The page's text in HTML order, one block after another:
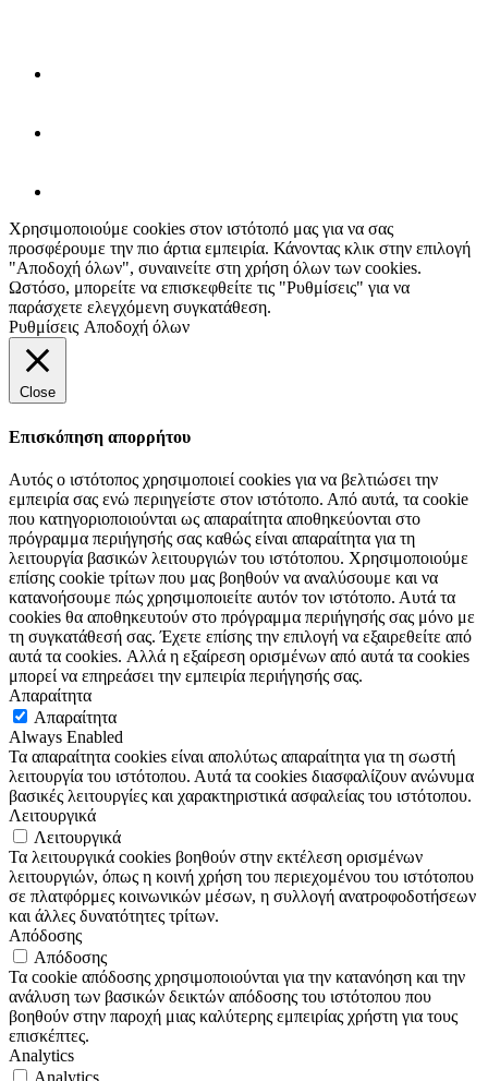
Χρησιμοποιούμε cookies στον ιστότοπό μας για να σας
προσφέρουμε την πιο άρτια εμπειρία. Κάνοντας κλικ στην επιλογή
"Αποδοχή όλων", συναινείτε στη χρήση όλων των cookies.
Ωστόσο, μπορείτε να επισκεφθείτε τις "Ρυθμίσεις" για να
παράσχετε ελεγχόμενη συγκατάθεση.
Ρυθμίσεις Αποδοχή όλων
Close
Επισκόπηση απορρήτου
Αυτός ο ιστότοπος χρησιμοποιεί cookies για να βελτιώσει την
εμπειρία σας ενώ περιηγείστε στον ιστότοπο. Από αυτά, τα cookie
που κατηγοριοποιούνται ως απαραίτητα αποθηκεύονται στο
πρόγραμμα περιήγησής σας καθώς είναι απαραίτητα για τη
λειτουργία βασικών λειτουργιών του ιστότοπου. Χρησιμοποιούμε
επίσης cookie τρίτων που μας βοηθούν να αναλύσουμε και να
κατανοήσουμε πώς χρησιμοποιείτε αυτόν τον ιστότοπο. Αυτά τα
cookies θα αποθηκευτούν στο πρόγραμμα περιήγησής σας μόνο με
τη συγκατάθεσή σας. Έχετε επίσης την επιλογή να εξαιρεθείτε από
αυτά τα cookies. Αλλά η εξαίρεση ορισμένων από αυτά τα cookies
μπορεί να επηρεάσει την εμπειρία περιήγησής σας.
Απαραίτητα
Απαραίτητα
Always Enabled
Τα απαραίτητα cookies είναι απολύτως απαραίτητα για τη σωστή
λειτουργία του ιστότοπου. Αυτά τα cookies διασφαλίζουν ανώνυμα
βασικές λειτουργίες και χαρακτηριστικά ασφαλείας του ιστότοπου.
Λειτουργικά
Λειτουργικά
Τα λειτουργικά cookies βοηθούν στην εκτέλεση ορισμένων
λειτουργιών, όπως η κοινή χρήση του περιεχομένου του ιστότοπου
σε πλατφόρμες κοινωνικών μέσων, η συλλογή ανατροφοδοτήσεων
και άλλες δυνατότητες τρίτων.
Απόδοσης
Απόδοσης
Τα cookie απόδοσης χρησιμοποιούνται για την κατανόηση και την
ανάλυση των βασικών δεικτών απόδοσης του ιστότοπου που
βοηθούν στην παροχή μιας καλύτερης εμπειρίας χρήστη για τους
επισκέπτες.
Analytics
Analytics